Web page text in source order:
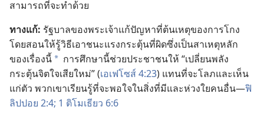
สามารถที่จะทำด้วย
ทางแก้: รัฐบาลของพระเจ้าแก้ปัญหาที่ต้นเหตุของการโกง
โดยสอนให้รู้วิธีเอาชนะแรงกระตุ้นที่ผิดซึ่งเป็นสาเหตุหลัก
ของเรื่องนี้ * การศึกษานี้ช่วยประชาชนให้ “เปลี่ยนพลัง
กระตุ้นจิตใจเสียใหม่” (เอเฟโซส์ 4:23) แทนที่จะโลภและเห็น
แก่ตัว พวกเขาเรียนรู้ที่จะพอใจในสิ่งที่มีและห่วงใยคนอื่น—ฟิ
ลิปปอย 2:4; 1 ติโมเธียว 6:6